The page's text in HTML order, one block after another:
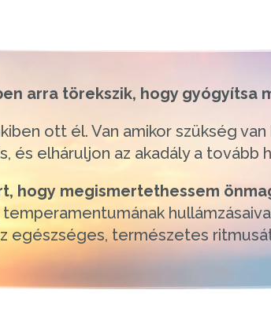
arra törekszik, hogy gyógyítsa
ott él. Van amikor szükség
elháruljon az akadály a tovább
hogy megismertethessem
egészséges, természetes